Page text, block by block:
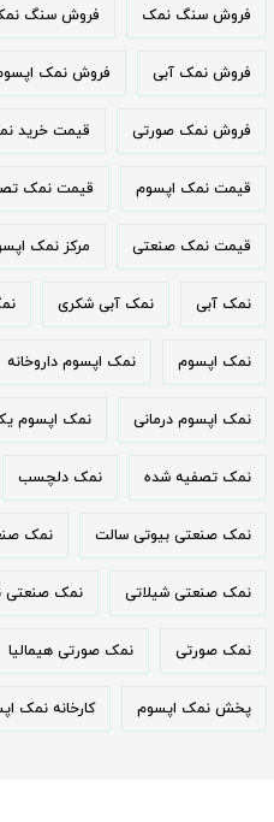
فروش سنگ نمک فروش سنگ
فروش نمک آبی فروش نمک
فروش نمک صورتی قیمت خرید
قیمت نمک اپسوم قیمت نمک
قیمت نمک صنعتی مرکز نمک
نمک آبی نمک آبی شکری
نمک اپسوم نمک اپسوم داروخانه
نمک اپسوم درمانی نمک اپسوم
نمک تصفیه شده نمک دلچسب
نمک صنعتی بیوتی سالت نمک
نمک صنعتی شیلاتی نمک صنعتی
نمک صورتی نمک صورتی هیمالیا
پخش نمک اپسوم کارخانه نمک